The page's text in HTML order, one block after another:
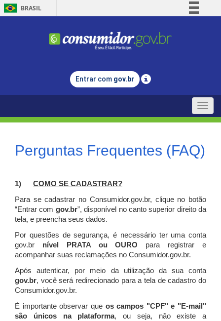
BRASIL
Comunica BR
Legislação
Entrar com gov.br
Toggle
Perguntas Frequentes (FAQ)
1) COMO SE CADASTRAR?
Para se cadastrar no Consumidor.gov.br, clique no botão
“Entrar com gov.br”, disponível no canto superior direito da
tela, e preencha seus dados.
Por questões de segurança, é necessário ter uma conta
gov.br nível PRATA ou OURO para registrar e
acompanhar suas reclamações no Consumidor.gov.br.
Após autenticar, por meio da utilização da sua conta
gov.br, você será redirecionado para a tela de cadastro do
Consumidor.gov.br.
É importante observar que os campos "CPF" e "E-mail"
são únicos na plataforma, ou seja, não existe a